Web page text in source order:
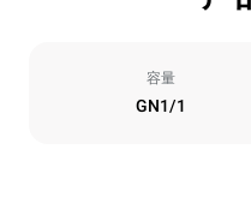
容量
GN1/1